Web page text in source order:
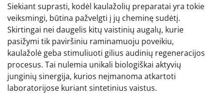
Siekiant suprasti, kodėl kaulažolių preparatai yra tokie
veiksmingi, būtina pažvelgti į jų cheminę sudėtį.
Skirtingai nei daugelis kitų vaistinių augalų, kurie
pasižymi tik paviršiniu raminamuoju poveikiu,
kaulažolė geba stimuliuoti gilius audinių regeneracijos
procesus. Tai nulemia unikali biologiškai aktyvių
junginių sinergija, kurios neįmanoma atkartoti
laboratorijose kuriant sintetinius vaistus.